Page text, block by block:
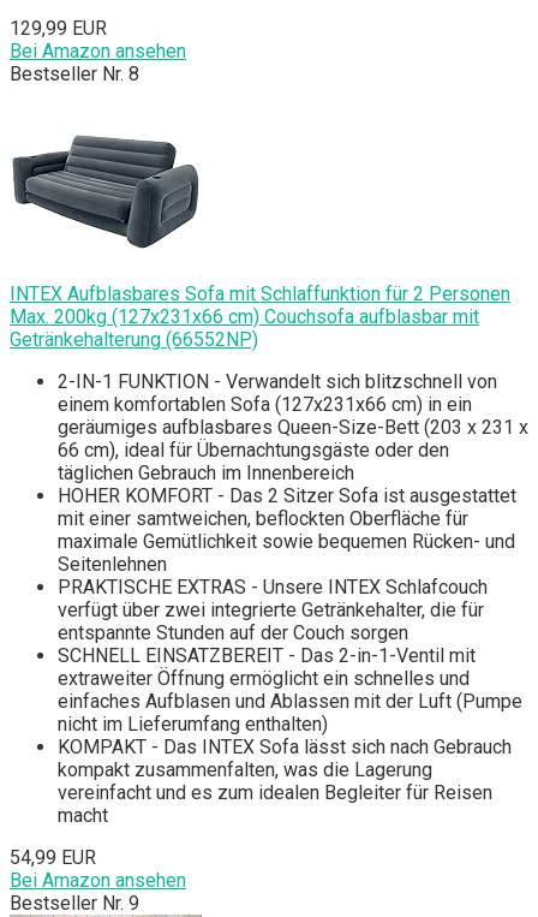
129,99 EUR
Bei Amazon ansehen
Bestseller Nr. 8
INTEX Aufblasbares Sofa mit Schlaffunktion für 2 Personen
Max. 200kg (127x231x66 cm) Couchsofa aufblasbar mit
Getränkehalterung (66552NP)
2-IN-1 FUNKTION - Verwandelt sich blitzschnell von
einem komfortablen Sofa (127x231x66 cm) in ein
geräumiges aufblasbares Queen-Size-Bett (203 x 231 x
66 cm), ideal für Übernachtungsgäste oder den
täglichen Gebrauch im Innenbereich
HOHER KOMFORT - Das 2 Sitzer Sofa ist ausgestattet
mit einer samtweichen, beflockten Oberfläche für
maximale Gemütlichkeit sowie bequemen Rücken- und
Seitenlehnen
PRAKTISCHE EXTRAS - Unsere INTEX Schlafcouch
verfügt über zwei integrierte Getränkehalter, die für
entspannte Stunden auf der Couch sorgen
SCHNELL EINSATZBEREIT - Das 2-in-1-Ventil mit
extraweiter Öffnung ermöglicht ein schnelles und
einfaches Aufblasen und Ablassen mit der Luft (Pumpe
nicht im Lieferumfang enthalten)
KOMPAKT - Das INTEX Sofa lässt sich nach Gebrauch
kompakt zusammenfalten, was die Lagerung
vereinfacht und es zum idealen Begleiter für Reisen
macht
54,99 EUR
Bei Amazon ansehen
Bestseller Nr. 9